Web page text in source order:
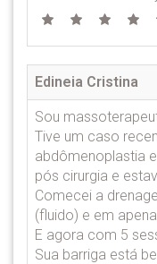
Edineia Cristina
Sou
Tive um caso
abdômenoplastia
pós cirurgia e
Comecei a
(fluido) e em
E agora com 5
Sua barriga está